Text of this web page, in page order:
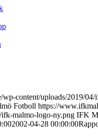
content/uploads/2019/
Fotboll https://
ifk-malmo-logo-ny.png IFK
2002-04-28 00:00:00